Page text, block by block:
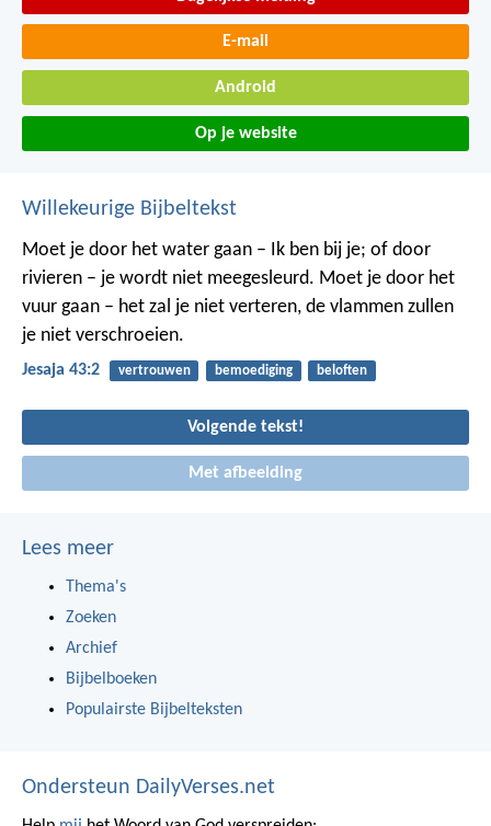
E-mail
Android
Op je website
Willekeurige Bijbeltekst
Moet je door het water gaan – Ik ben bij je; of door
rivieren – je wordt niet meegesleurd. Moet je door het
vuur gaan – het zal je niet verteren, de vlammen zullen
je niet verschroeien.
Jesaja 43:2 vertrouwen bemoediging beloften
Volgende tekst!
Met afbeelding
Lees meer
Thema's
Zoeken
Archief
Bijbelboeken
Populairste Bijbelteksten
Ondersteun DailyVerses.net